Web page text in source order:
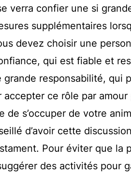
verra confier une si
supplémentaires
devez choisir une
qui est fiable et
responsabilité, qui
accepter ce rôle par
de s’occuper de votre
d’avoir cette
Pour éviter que la
des activités pour